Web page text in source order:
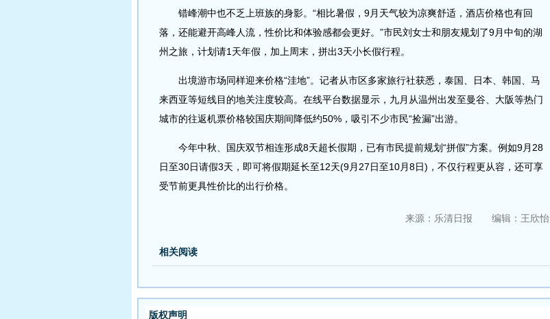
错峰潮中也不乏上班族的身影。“相比暑假，9月天气较为凉爽舒适，酒店价格也有回
落，还能避开高峰人流，性价比和体验感都会更好。”市民刘女士和朋友规划了9月中旬的湖
州之旅，计划请1天年假，加上周末，拼出3天小长假行程。
出境游市场同样迎来价格“洼地”。记者从市区多家旅行社获悉，泰国、日本、韩国、马
来西亚等短线目的地关注度较高。在线平台数据显示，九月从温州出发至曼谷、大阪等热门
城市的往返机票价格较国庆期间降低约50%，吸引不少市民“捡漏”出游。
今年中秋、国庆双节相连形成8天超长假期，已有市民提前规划“拼假”方案。例如9月28
日至30日请假3天，即可将假期延长至12天(9月27日至10月8日)，不仅行程更从容，还可享
受节前更具性价比的出行价格。
来源：乐清日报 编辑：王欣怡
相关阅读
版权声明